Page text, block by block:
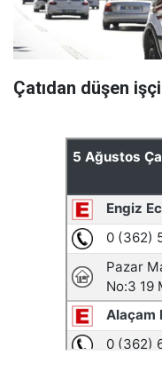
Çatıdan düşen